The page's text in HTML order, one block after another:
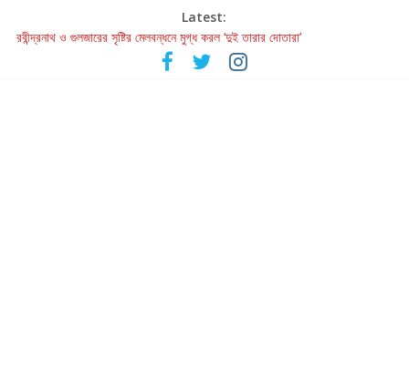
Latest:
রবীন্দ্রনাথ ও গুলজারের সৃষ্টির মেলবন্ধনে মুগ্ধ করল ‘দুই তারার দোতারা’
কলের গান থেকে রীলস্ — বাঙালির গান শোনার বিবর্তনের গল্প
জগন্নাথমঙ্গলম্ — বাংলায় প্রথমবার মঞ্চে এবার রথযাত্রার উদযাপন